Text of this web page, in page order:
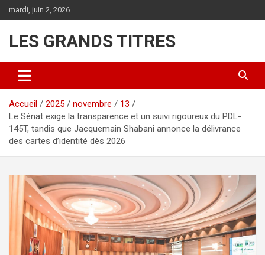
au
mardi, juin 2, 2026
LES GRANDS TITRES
Accueil 2025 novembre
13
Le Sénat exige la transparence et un suivi rigoureux du PDL-
145T, tandis que Jacquemain Shabani annonce la délivrance
des cartes d’identité dès 2026